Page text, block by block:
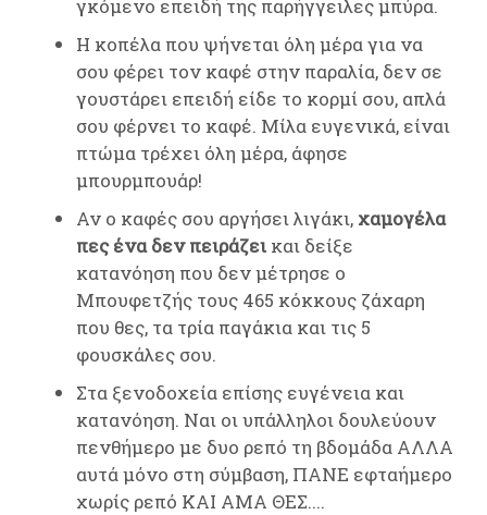
γκόμενο επειδή της παρήγγειλες μπύρα.
Η κοπέλα που ψήνεται όλη μέρα για να
σου φέρει τον καφέ στην παραλία, δεν σε
γουστάρει επειδή είδε το κορμί σου, απλά
σου φέρνει το καφέ. Μίλα ευγενικά, είναι
πτώμα τρέχει όλη μέρα, άφησε
μπουρμπουάρ!
Αν ο καφές σου αργήσει λιγάκι, χαμογέλα
πες ένα δεν πειράζει και δείξε
κατανόηση που δεν μέτρησε ο
Μπουφετζής τους 465 κόκκους ζάχαρη
που θες, τα τρία παγάκια και τις 5
φουσκάλες σου.
Στα ξενοδοχεία επίσης ευγένεια και
κατανόηση. Ναι οι υπάλληλοι δουλεύουν
πενθήμερο με δυο ρεπό τη βδομάδα ΑΛΛΑ
αυτά μόνο στη σύμβαση, ΠΑΝΕ εφταήμερο
χωρίς ρεπό ΚΑΙ ΑΜΑ ΘΕΣ....